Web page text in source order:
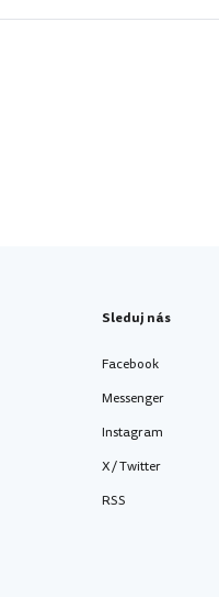
Sleduj nás
Facebook
Messenger
Instagram
X / Twitter
RSS